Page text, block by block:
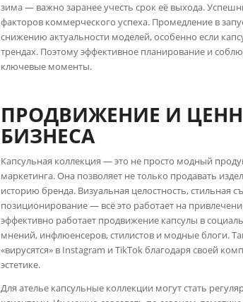
зима — важно заранее учесть срок её выхода.
факторов коммерческого успеха. Промедление в
снижению актуальности моделей, особенно если
трендах. Поэтому эффективное планирование и
ключевые моменты.
ПРОДВИЖЕНИЕ И
БИЗНЕСА
Капсульная коллекция — это не просто модный
маркетинга. Она позволяет не только продавать
историю бренда. Визуальная целостность, стильная
позиционирование — всё это работает на
эффективно работает продвижение капсулы в
мнений, инфлюенсеров, стилистов и модные блоги.
«вирусятся» в Instagram и TikTok благодаря своей
эстетике.
Для ателье капсульные коллекции могут стать